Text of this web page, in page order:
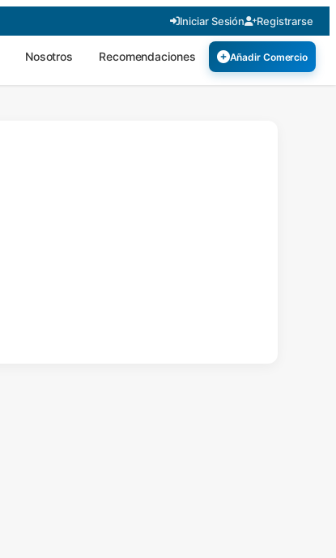
Iniciar Sesión Registrarse
Nosotros Recomendaciones Añadir Comercio